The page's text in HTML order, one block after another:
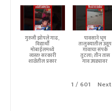
गुरुजी झोपले गाढ,
विद्यार्थी
मोबाईलमध्ये
व्यस्त! सरकारी
शाळेतील प्रकार
पावसाने भूम
तालुक्यातील उळूप
गावाचा संपर्क
तुटला; तीन तास
गाव उघड्यावर
1 / 601 Next